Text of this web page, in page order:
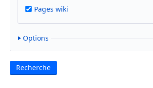
Pages wiki
Options